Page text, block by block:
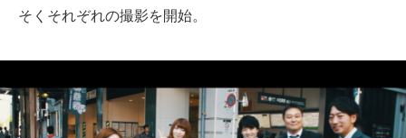
そくそれぞれの撮影を開始。